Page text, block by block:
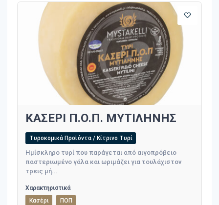
ΚΑΣΕΡΙ Π.Ο.Π. ΜΥΤΙΛΗΝΗΣ
Τυροκομικά Προϊόντα / Κίτρινο Τυρί
Ημίσκληρο τυρί που παράγεται από αιγοπρόβειο
παστεριωμένο γάλα και ωριμάζει για τουλάχιστον
τρεις μή...
Χαρακτηριστικά
Κασέρι
ΠΟΠ